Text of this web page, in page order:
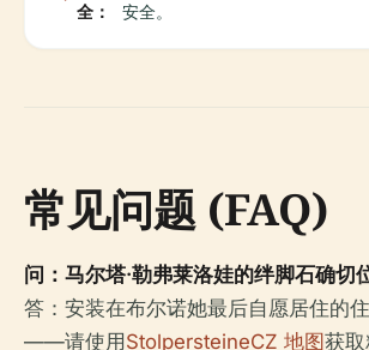
全：
安全。
常见问题 (FAQ)
问：马尔塔·勒弗莱洛娃的绊脚石确切
答：安装在布尔诺她最后自愿居住的
——请使用 StolpersteineCZ 地图获取